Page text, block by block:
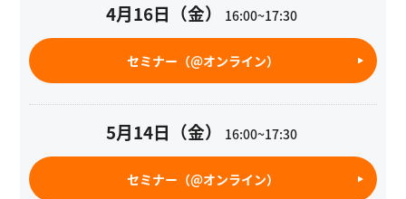
4月16日（金） 16:00~17:30
セミナー（@オンライン）
5月14日（金） 16:00~17:30
セミナー（@オンライン）